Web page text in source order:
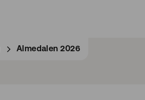
Almedalen 2026